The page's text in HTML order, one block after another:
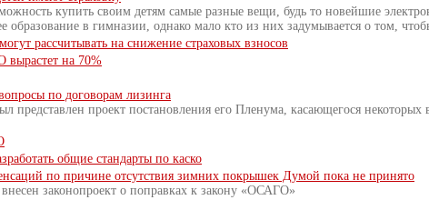
купить своим детям самые разные вещи, будь то новейшие
в гимназии, однако мало кто из них задумывается о том,
рассчитывать на снижение страховых взносов
на 70%
по договорам лизинга
проект постановления его Пленума, касающегося некоторых
общие стандарты по каско
по причине отсутствия зимних покрышек Думой пока не принято
законопроект о поправках к закону «ОСАГО»